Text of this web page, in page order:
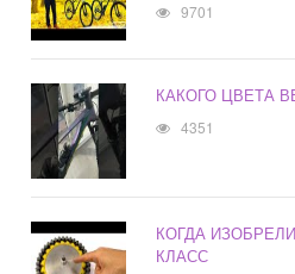
9701
КАКОГО ЦВЕТА
4351
КОГДА
КЛАСС